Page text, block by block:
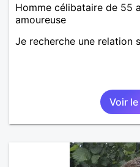
Homme célibataire de 55
amoureuse
Je recherche une relation
Voir